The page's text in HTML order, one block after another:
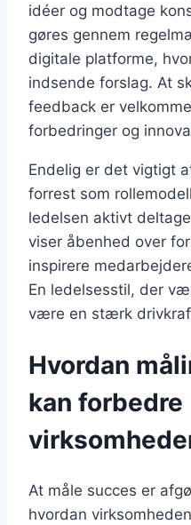
idéer og modtage
gøres gennem
digitale platforme,
indsende forslag. At
feedback er
forbedringer og
Endelig er det vigtigt
forrest som
ledelsen aktivt
viser åbenhed over
inspirere
En ledelsesstil, der
være en stærk
Hvordan
kan forbedre
At måle succes er
hvordan